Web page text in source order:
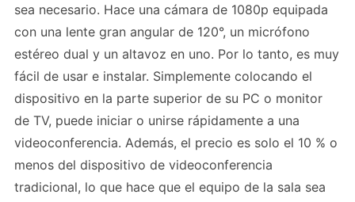
sea necesario. Hace una cámara de 1080p equipada
con una lente gran angular de 120°, un micrófono
estéreo dual y un altavoz en uno. Por lo tanto, es muy
fácil de usar e instalar. Simplemente colocando el
dispositivo en la parte superior de su PC o monitor
de TV, puede iniciar o unirse rápidamente a una
videoconferencia. Además, el precio es solo el 10 % o
menos del dispositivo de videoconferencia
tradicional, lo que hace que el equipo de la sala sea